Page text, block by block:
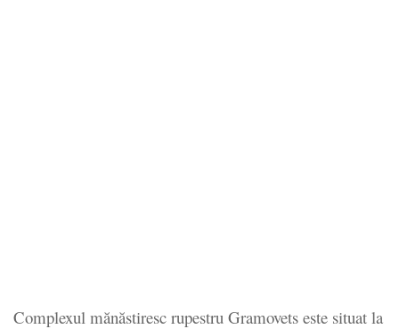
Complexul mănăstiresc rupestru Gramovets este situat la